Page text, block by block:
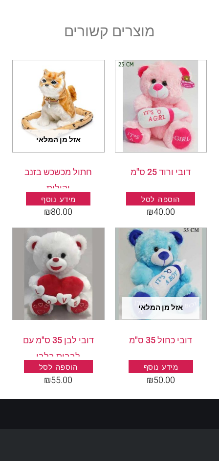
מוצרים קשורים
דובי ורוד 25 ס"מ
הוספה לסל
₪40.00
אזל מן המלאי
חתול מכשכש בזנב
וקולות
מידע נוסף
₪80.00
אזל מן המלאי
דובי כחול 35 ס"מ
מידע נוסף
₪50.00
דובי לבן 35 ס"מ עם
לבבות בלבן
הוספה לסל
₪55.00